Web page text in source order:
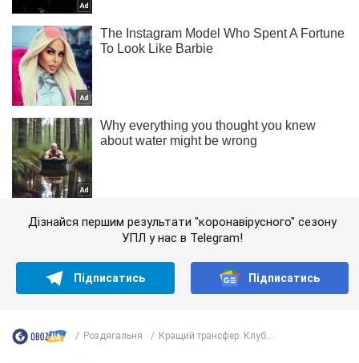
Дізнайся першим результати "коронавірусного" сезону
УПЛ у нас в Telegram!
Підписатись Підписатись
Роздягальня Кращий трансфер. Клуб...